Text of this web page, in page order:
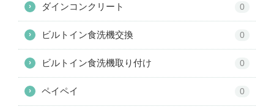
› ダインコンクリート 0
› ビルトイン食洗機交換 0
› ビルトイン食洗機取り付け 0
› ペイペイ 0